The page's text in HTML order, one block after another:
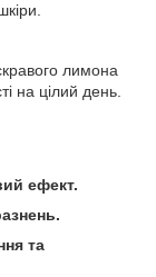
лимона
на цілий день.
ефект.
та